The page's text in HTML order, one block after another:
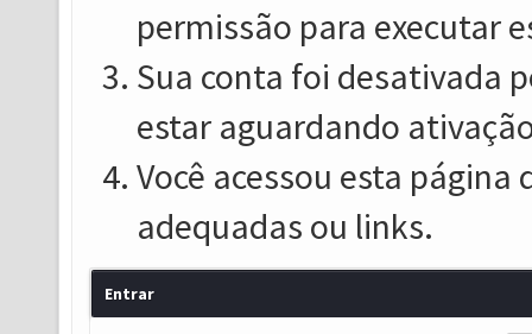
permissão para executar
Sua conta foi desativada
estar aguardando
Você acessou esta
adequadas ou links.
Entrar